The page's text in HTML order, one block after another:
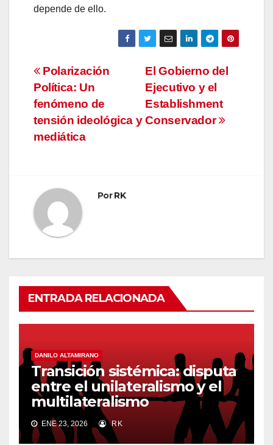
depende de ello.
Navegación
de
entradas
El Gobierno del
Ejecutivo y el
Establishment
Conservador
Polarización
Política: Un
fenómeno de
tensión ideológica y
mediática
PorRK
ENTRADA RELACIONADA
DANILO ALTAMIRANO
Transición sistémica: disputa
entre el unilateralismo y el
multilateralismo
ENE 23, 2026 RK